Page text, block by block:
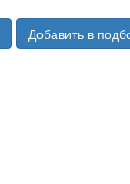
Добавить в